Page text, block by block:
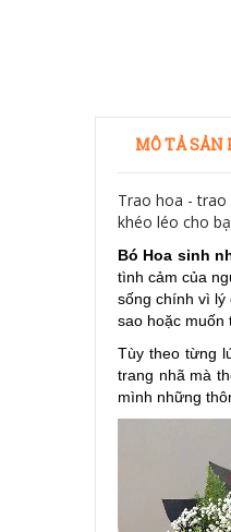
MÔ TẢ SẢN
Trao hoa -
khéo léo cho
Bó Hoa sinh
tình cảm của
sống chính vì lý
sao hoặc muốn
Tùy theo từng
trang nhã mà
mình những